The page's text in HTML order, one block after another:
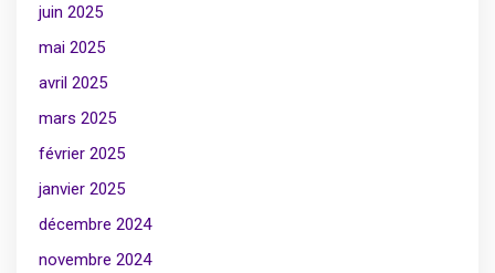
juin 2025
mai 2025
avril 2025
mars 2025
février 2025
janvier 2025
décembre 2024
novembre 2024